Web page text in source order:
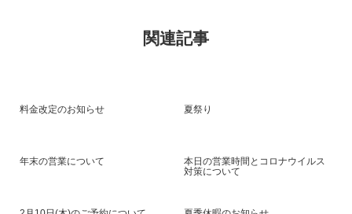
関連記事
料金改定のお知らせ 夏祭り
年末の営業について
本日の営業時間とコロナウイルス
対策について